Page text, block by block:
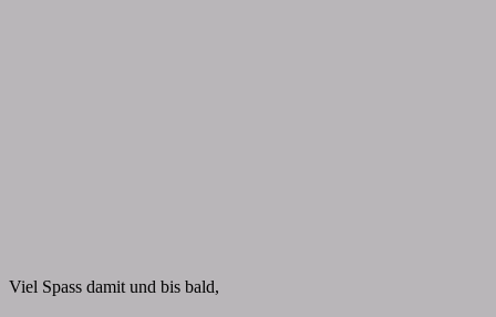
Viel Spass damit und bis bald,